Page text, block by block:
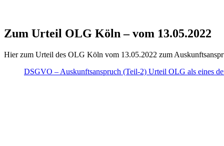
Zum Urteil OLG Köln – vom 13.05.2022
Hier zum Urteil des OLG Köln vom 13.05.2022 zum
DSGVO – Auskunftsanspruch (Teil-2) Urteil OLG als eines